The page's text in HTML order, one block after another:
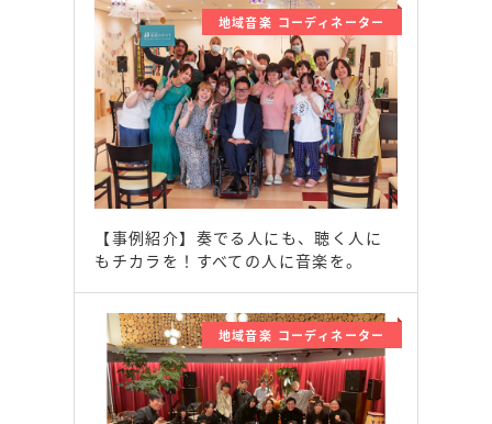
地域音楽 コーディネーター
【事例紹介】奏でる人にも、聴く人に
もチカラを！すべての人に音楽を。
地域音楽 コーディネーター